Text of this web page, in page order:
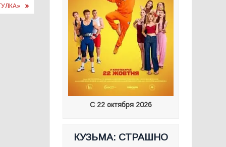
С 22 октября 2026
КУЗЬМА: СТРАШНО